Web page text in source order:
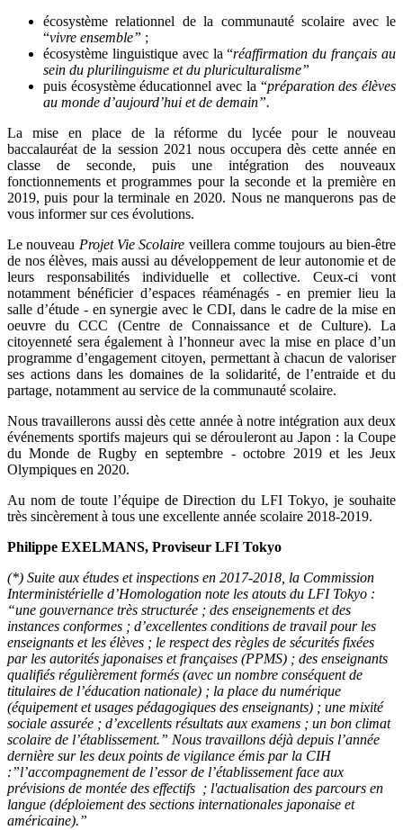
écosystème relationnel de la communauté scolaire avec le
“vivre ensemble” ;
écosystème linguistique avec la “réaffirmation du français au
sein du plurilinguisme et du pluriculturalisme”
puis écosystème éducationnel avec la “préparation des élèves
au monde d’aujourd’hui et de demain”.
La mise en place de la réforme du lycée pour le nouveau
baccalauréat de la session 2021 nous occupera dès cette année en
classe de seconde, puis une intégration des nouveaux
fonctionnements et programmes pour la seconde et la première en
2019, puis pour la terminale en 2020. Nous ne manquerons pas de
vous informer sur ces évolutions.
Le nouveau Projet Vie Scolaire veillera comme toujours au bien-être
de nos élèves, mais aussi au développement de leur autonomie et de
leurs responsabilités individuelle et collective. Ceux-ci vont
notamment bénéficier d’espaces réaménagés - en premier lieu la
salle d’étude - en synergie avec le CDI, dans le cadre de la mise en
oeuvre du CCC (Centre de Connaissance et de Culture). La
citoyenneté sera également à l’honneur avec la mise en place d’un
programme d’engagement citoyen, permettant à chacun de valoriser
ses actions dans les domaines de la solidarité, de l’entraide et du
partage, notamment au service de la communauté scolaire.
Nous travaillerons aussi dès cette année à notre intégration aux deux
événements sportifs majeurs qui se dérouleront au Japon : la Coupe
du Monde de Rugby en septembre - octobre 2019 et les Jeux
Olympiques en 2020.
Au nom de toute l’équipe de Direction du LFI Tokyo, je souhaite
très sincèrement à tous une excellente année scolaire 2018-2019.
Philippe EXELMANS, Proviseur LFI Tokyo
(*) Suite aux études et inspections en 2017-2018, la Commission
Interministérielle d’Homologation note les atouts du LFI Tokyo :
“une gouvernance très structurée ; des enseignements et des
instances conformes ; d’excellentes conditions de travail pour les
enseignants et les élèves ; le respect des règles de sécurités fixées
par les autorités japonaises et françaises (PPMS) ; des enseignants
qualifiés régulièrement formés (avec un nombre conséquent de
titulaires de l’éducation nationale) ; la place du numérique
(équipement et usages pédagogiques des enseignants) ; une mixité
sociale assurée ; d’excellents résultats aux examens ; un bon climat
scolaire de l’établissement.” Nous travaillons déjà depuis l’année
dernière sur les deux points de vigilance émis par la CIH
:”l’accompagnement de l’essor de l’établissement face aux
prévisions de montée des effectifs ; l'actualisation des parcours en
langue (déploiement des sections internationales japonaise et
américaine).”